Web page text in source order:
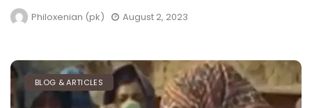
Philoxenian (pk) August 2, 2023
BLOG & ARTICLES